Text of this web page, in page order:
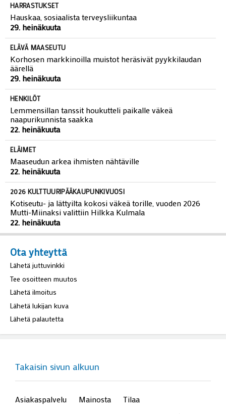
HARRASTUKSET
Hauskaa, sosiaalista terveysliikuntaa
29. heinäkuuta
ELÄVÄ MAASEUTU
Korhosen markkinoilla muistot heräsivät pyykkilaudan
äärellä
29. heinäkuuta
HENKILÖT
Lemmensillan tanssit houkutteli paikalle väkeä
naapurikunnista saakka
22. heinäkuuta
ELÄIMET
Maaseudun arkea ihmisten nähtäville
22. heinäkuuta
2026 KULTTUURIPÄÄKAUPUNKIVUOSI
Kotiseutu- ja lättyilta kokosi väkeä torille, vuoden 2026
Mutti-Miinaksi valittiin Hilkka Kulmala
22. heinäkuuta
Ota yhteyttä
Lähetä juttuvinkki
Tee osoitteen muutos
Lähetä ilmoitus
Lähetä lukijan kuva
Lähetä palautetta
Takaisin sivun alkuun
Asiakaspalvelu Mainosta
Tilaa